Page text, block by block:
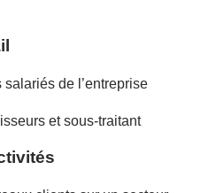
salariés de l’entreprise
et sous-traitant